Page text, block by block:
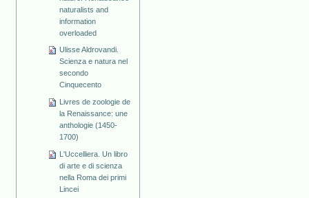
naturalists and
information
overloaded
Ulisse Aldrovandi.
Scienza e natura nel
secondo
Cinquecento
Livres de zoologie de
la Renaissance: une
anthologie (1450-
1700)
L'Uccelliera. Un libro
di arte e di scienza
nella Roma dei primi
Lincei